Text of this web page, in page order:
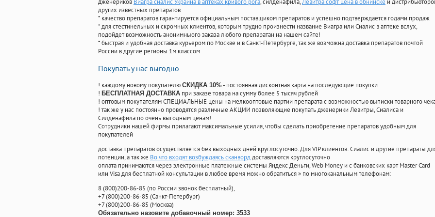
дженериков Виагра сиалис Украина в аптеках кривого рога, силденафила,Левитра софт цена в обнинске и
других известных препаратов
* качество препаратов гарантируется официальным поставщиком препаратов и успешно подтверждается годами продаж
* для стестинельных и скромных клиентов, которым трудно произнести название Виагра или Сиалис в аптеке вслух,
подойдет возможность анонимныого заказа любого препаратан на нашем сайте!
* быстрая и удобная доставка курьером по Москве и в Санкт-Петербурге, так же возможна доставка препаратов почтой
России в другие регионы 1м классом
Покупать у нас выгодно
! каждому новому покупателю СКИДКА 10%- постоянная дисконтная карта на последующие покупки
! БЕСПЛАТНАЯ ДОСТАВКА при заказе товара на сумму более 5 тысяч рублей
! оптовым покупателям СПЕЦИАЛЬНЫЕ цены на мелкооптовые партии препарата с возможностью выписки товарного
! так же у нас постоянно проводятся различные АКЦИИ позволяющие покупать дженерики Левитры, Сиалиса и
Силденафила по очень выгодным ценам!
Cотрудники нашей фирмы прилагают максимальные усилия, чтобы сделать приобретение препаратов удобным для
покупателей
доставка препаратов осуществляется без выходных дней круглосуточно. Для VIP клиентов: Сиалис и другие препараты
потенции, а так же Во что входят возбуждаясь сканворддоставляются круглосуточно
оплата принимаются через электронные платежные системы Яндекс Деньги, Web Money и с банковских карт Master Card
или Visa для бесплатной консультации в любое время можно обратиться» по многоканальным телефонам:
8(800)200-86-85 (по России звонок бесплатный),
+7(800)200-86-85 (Санкт-Петербург)
+7(800)200-86-85 (Москва)
Обязательно назовите добавочный номер: 3533